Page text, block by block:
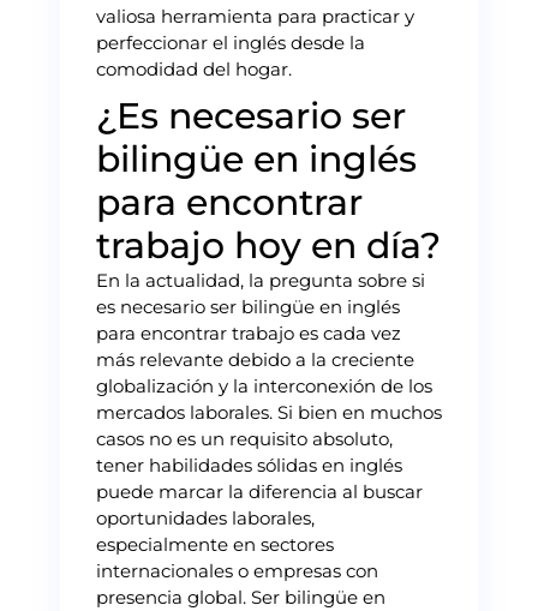
valiosa herramienta para practicar y
perfeccionar el inglés desde la
comodidad del hogar.
¿Es necesario ser
bilingüe en inglés
para encontrar
trabajo hoy en día?
En la actualidad, la pregunta sobre si
es necesario ser bilingüe en inglés
para encontrar trabajo es cada vez
más relevante debido a la creciente
globalización y la interconexión de los
mercados laborales. Si bien en muchos
casos no es un requisito absoluto,
tener habilidades sólidas en inglés
puede marcar la diferencia al buscar
oportunidades laborales,
especialmente en sectores
internacionales o empresas con
presencia global. Ser bilingüe en